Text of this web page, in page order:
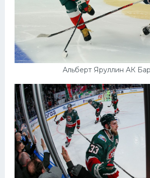
Альберт Яруллин АК